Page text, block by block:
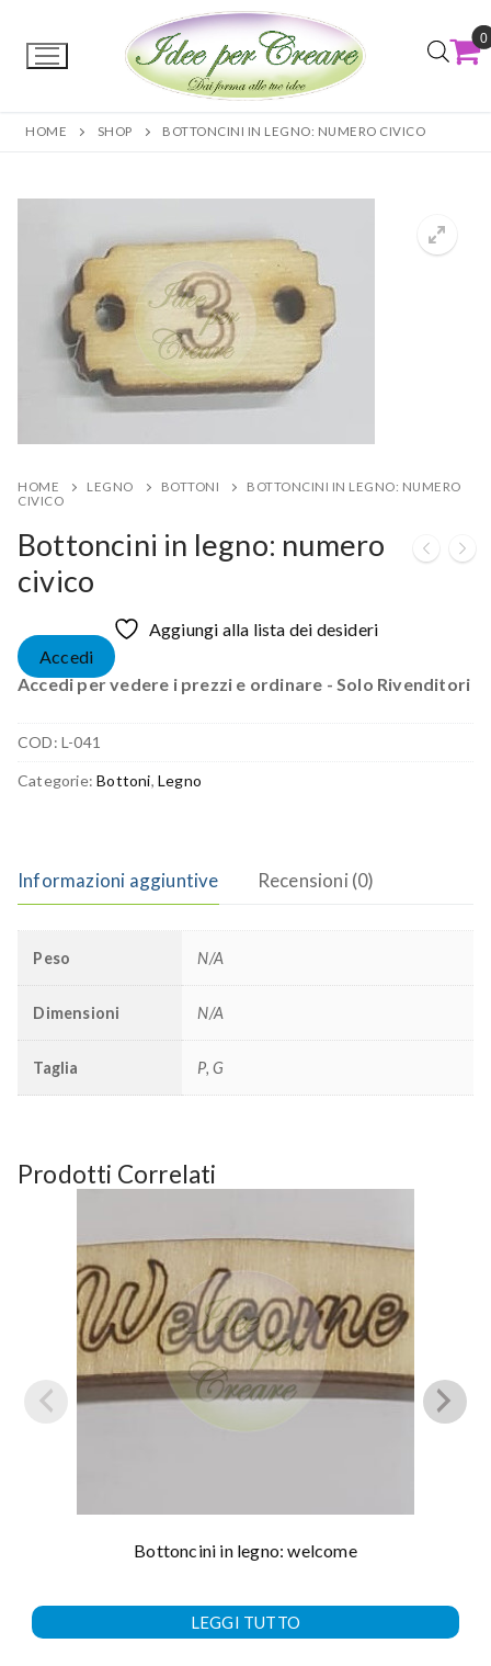
0
HOME SHOP BOTTONCINI IN LEGNO: NUMERO CIVICO
HOME LEGNO BOTTONI
BOTTONCINI IN LEGNO: NUMERO
CIVICO
Bottoncini in legno: numero
civico
Aggiungi alla lista dei desideri
Accedi
Accedi per vedere i prezzi e ordinare - Solo Rivenditori
COD: L-041
Categorie:Bottoni,Legno
Informazioni aggiuntive Recensioni (0)
Peso N/A
Dimensioni N/A
Taglia P, G
Prodotti Correlati
Bottoncini in legno: welcome
LEGGI TUTTO